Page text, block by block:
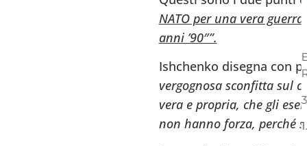
NATO per una vera
anni ’90″”.
Ishchenko disegna con
vergognosa sconfitta sul
vera e propria, che gli
non hanno forza, perché